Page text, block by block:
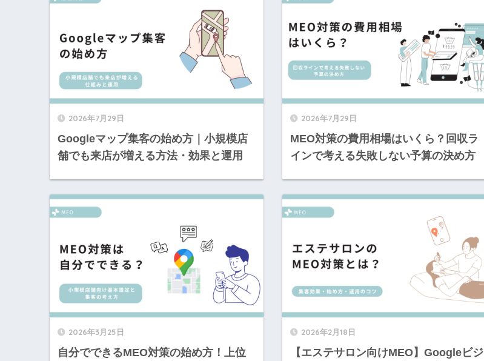
2026年7月29日
Googleマップ集客の始め方｜小規模店
舗でも来店が増える方法・効果と運用
2026年7月29日
MEO対策の費用相場はいくら？回収ラ
インで考える失敗しない予算の決め方
2026年3月25日
自分でできるMEO対策の始め方！上位
2026年2月18日
【エステサロン向けMEO】Googleビジ